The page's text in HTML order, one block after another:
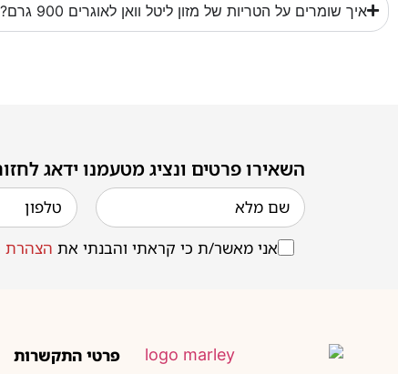
איך שומרים על הטריות של מזון ליטל וואן לאוגרים 900 גרם?
השאירו פרטים ונציג מטעמנו ידאג
אני מאשר/ת כי קראתי והבנתי את הצהרת
פרטי התקשרות